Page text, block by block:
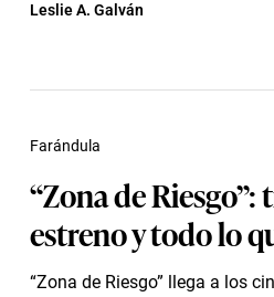
Leslie A. Galván
“Zona de
estreno y todo lo
“Zona de Riesgo” llega a los
Farándula